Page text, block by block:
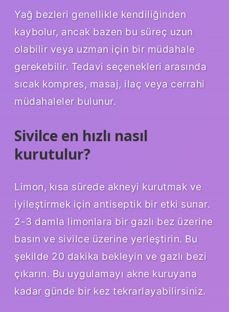
Yağ bezleri genellikle kendiliğinden
kaybolur, ancak bazen bu süreç uzun
olabilir veya uzman için bir müdahale
gerekebilir. Tedavi seçenekleri arasında
sıcak kompres, masaj, ilaç veya cerrahi
müdahaleler bulunur.
Sivilce en hızlı nasıl
kurutulur?
Limon, kısa sürede akneyi kurutmak ve
iyileştirmek için antiseptik bir etki sunar.
2-3 damla limonlara bir gazlı bez üzerine
basın ve sivilce üzerine yerleştirin. Bu
şekilde 20 dakika bekleyin ve gazlı bezi
çıkarın. Bu uygulamayı akne kuruyana
kadar günde bir kez tekrarlayabilirsiniz.